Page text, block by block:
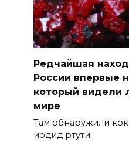
Редчайшая
России впервые
который видели
мире
Там обнаружили
иодид ртути.